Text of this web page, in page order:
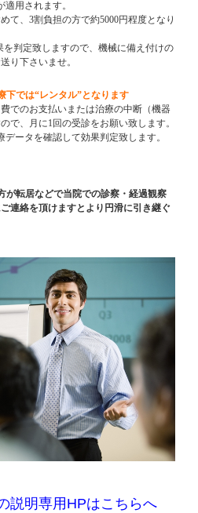
用されます。
て、 3割負担の方で約5000円程度となり
を判定致しますので、機械に備え付けの
り下さいませ。
下では“レンタル”となります
でのお支払いまたは治療の中断（機器
で、月に1 回の受診をお願い致します。
データを確認して効果判定致します。
が転居などで当院での診察・経過観察
連絡を頂けますとより円滑に引き継ぐ
説明専用HPはこちらへ